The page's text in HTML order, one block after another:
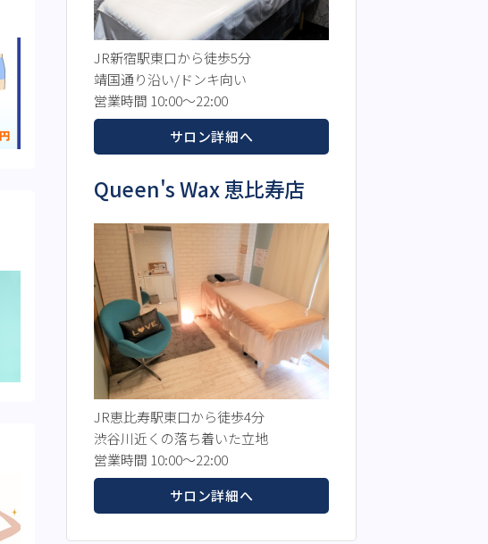
JR新宿駅東口から徒歩5分
靖国通り沿い/ドンキ向い
営業時間 10:00～22:00
サロン詳細へ
Queen's Wax 恵比寿店
JR恵比寿駅東口から徒歩4分
渋谷川近くの落ち着いた立地
営業時間 10:00～22:00
サロン詳細へ